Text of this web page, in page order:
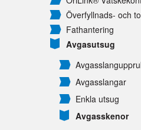
Överfyllnads- och
Fathantering
Avgasutsug
Avgasslangar
Enkla utsug
Avgasskenor